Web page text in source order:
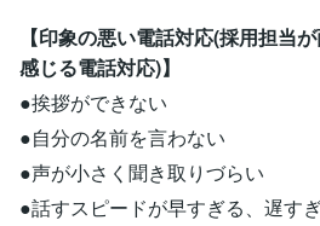
【印象の悪い電話対応(採用担当
感じる電話対応)】
●挨拶ができない
●自分の名前を言わない
●声が小さく聞き取りづらい
●話すスピードが早すぎる、遅す